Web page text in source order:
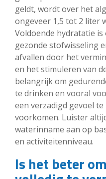
geldt, wordt over het
ongeveer 1,5 tot 2 liter
Voldoende hydratatie
gezonde stofwisseling
afvallen door het
en het stimuleren van
belangrijk om
te drinken en vooral
een verzadigd gevoel
voorkomen. Luister
waterinname aan op
en activiteitenniveau.
Is het beter